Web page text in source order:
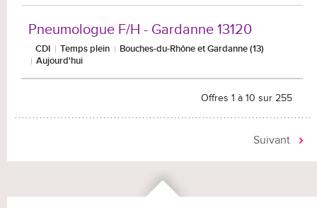
Pneumologue F/H - Gardanne 13120
CDI Temps plein
Bouches-du-Rhône et Gardanne (13)
Aujourd'hui
Offres 1 à 10 sur 255
Suivant